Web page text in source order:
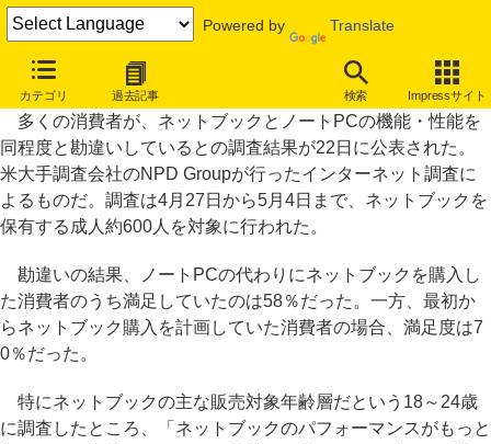
Powered by Translate
カテゴリ 過去記事 検索 Impressサイト
多くの消費者がネットブックとノートPCを勘違い？ 米NPD調査
多くの消費者が、ネットブックとノートPCの機能・性能を
同程度と勘違いしているとの調査結果が22日に公表された。
米大手調査会社のNPD Groupが行ったインターネット調査に
よるものだ。調査は4月27日から5月4日まで、ネットブックを
保有する成人約600人を対象に行われた。
勘違いの結果、ノートPCの代わりにネットブックを購入し
た消費者のうち満足していたのは58％だった。一方、最初か
らネットブック購入を計画していた消費者の場合、満足度は7
0％だった。
特にネットブックの主な販売対象年齢層だという18～24歳
に調査したところ、「ネットブックのパフォーマンスがもっと